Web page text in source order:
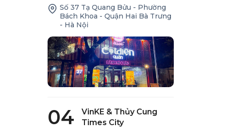
Số 37 Tạ Quang Bửu - Phường
Bách Khoa - Quận Hai Bà Trưng
- Hà Nội
04
VinKE & Thủy Cung
Times City